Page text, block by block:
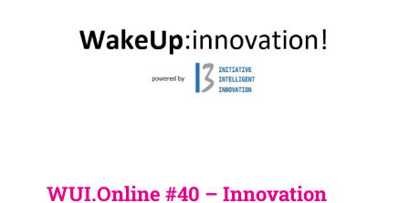
WUI.Online #40 – Innovation